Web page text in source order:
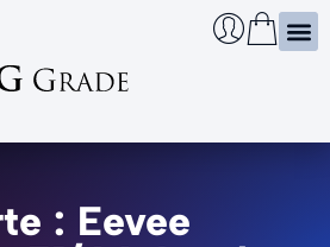
: Eevee